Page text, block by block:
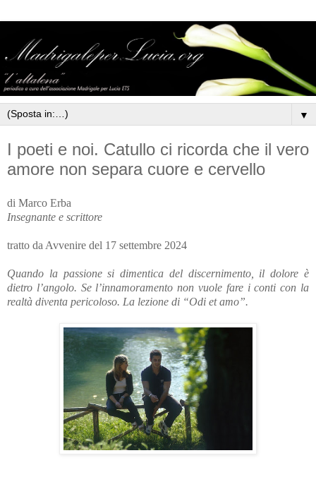
▼
I poeti e noi. Catullo ci ricorda che il vero
amore non separa cuore e cervello
di Marco Erba
Insegnante e scrittore
tratto da Avvenire del 17 settembre 2024
Quando la passione si dimentica del discernimento, il dolore è
dietro l’angolo. Se l’innamoramento non vuole fare i conti con la
realtà diventa pericoloso. La lezione di “Odi et amo”.